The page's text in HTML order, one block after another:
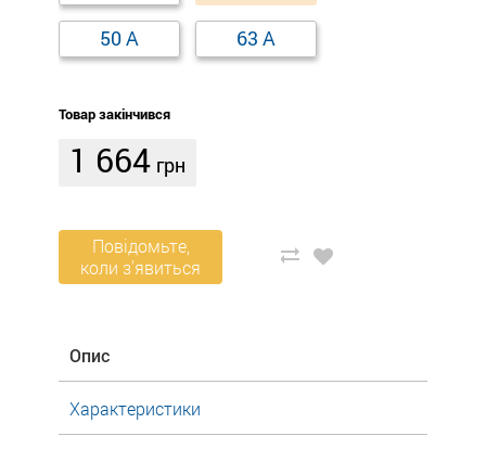
50 А
63 А
Товар закінчився
1 664 грн
Повідомьте,
коли з'явиться
Опис
Характеристики